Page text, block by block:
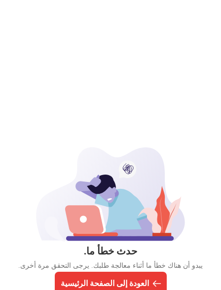
حدث خطأ ما.
يبدو أن هناك خطأ ما أثناء معالجة طلبك. يرجى التحقق مرة أخرى.
العودة إلى الصفحة الرئيسية